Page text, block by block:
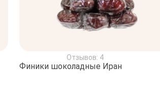
Отзывов: 4
Финики шоколадные Иран